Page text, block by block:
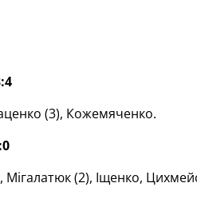
(3), Кожемяченко.
(2), Іщенко,